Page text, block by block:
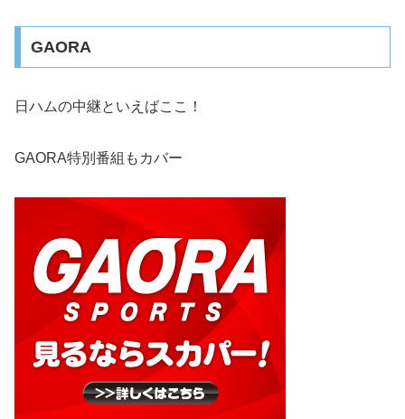
GAORA
日ハムの中継といえばここ！
GAORA特別番組もカバー